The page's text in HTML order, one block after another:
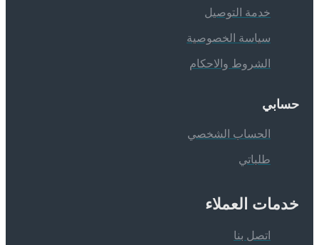
خدمة التوصيل
سياسة الخصوصية
الشروط والاحكام
الحساب الشخصي
طلباتي
العملاء
اتصل بنا